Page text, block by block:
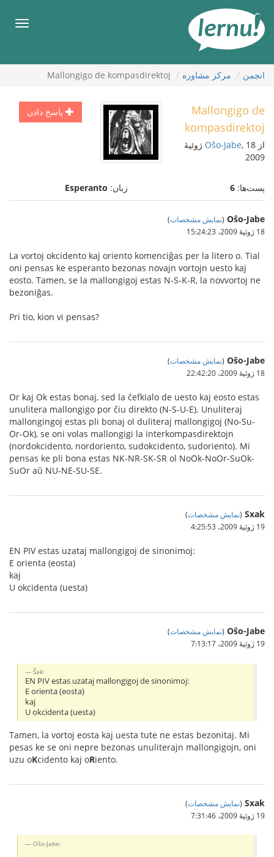
محتوا
انجمن مركز مشاوره Mallongigo de kompasdirektoj
پاسخ دادن
Mallongigo de
kompasdirektoj
از Oŝo-Jabe , 18 ژوئیهٔ
2009
پست‌ها: 6 زبان: Esperanto
Oŝo-Jabe
(نمایش مشخصات)
18 ژوئیهٔ 2009،‏ 15:24:23
La vortoj okcidento kaj oriento komenciĝas per la litero o. Tial
oni pensas ke esperanto bezonas novajn vortojn uesto kaj
eosto. Tamen, se la mallongigoj estas N-S-K-R, la novvortoj ne
bezoniĝas.
Pri tio, kion vi pensas?
Oŝo-Jabe
(نمایش مشخصات)
18 ژوئیهٔ 2009،‏ 22:42:20
Or kaj Ok estas bonaj, sed la ĉefkialo de uesto kaj eosto estas
unulitera mallongigo por ĉiu direkto (N-S-U-E). Unuliteraj
mallongingoj estas pli bonaj ol duliteraj mallongigoj (No-Su-
Or-Ok), se oni volas mallongigi la interkompasdirektojn
(nordokcidento, nordoriento, sudokcidento, sudoriento). Mi
pensas ke pli bona estas NK-NR-SK-SR ol NoOk-NoOr-SuOk-
SuOr aŭ NU-NE-SU-SE.
Sxak
(نمایش مشخصات)
19 ژوئیهٔ 2009،‏ 4:25:53
EN PIV estas uzataj mallongigoj de sinonimoj:
E orienta (eosta)
kaj
U okcidenta (uesta)
Oŝo-Jabe
(نمایش مشخصات)
19 ژوئیهٔ 2009،‏ 7:13:17
Ŝak:
EN PIV estas uzataj mallongigoj de sinonimoj:
E orienta (eosta)
kaj
U okcidenta (uesta)
Tamen, la vortoj eosta kaj uesta tute ne estas bezonitaj. Mi
pesas ke se oni nepre bezonas unuliterajn mallongigojn, oni
uzu oKcidento kaj oRiento.
Sxak
(نمایش مشخصات)
19 ژوئیهٔ 2009،‏ 7:31:46
Oŝo-Jabe: